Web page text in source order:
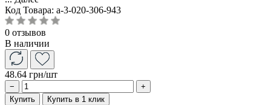
Код Товара: a-3-020-306-943
0 отзывов
В наличии
48.64 грн/шт
−
+
Купить
Купить в 1 клик